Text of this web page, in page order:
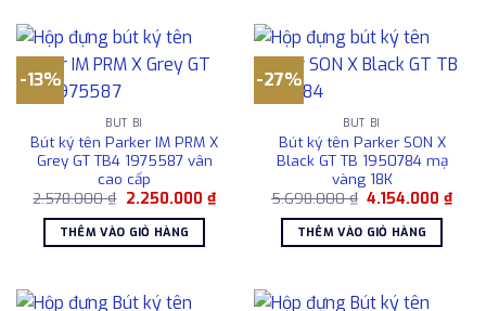
-13%
BÚT BI
Bút ký tên Parker IM PRM X
Grey GT TB4 1975587 vân
cao cấp
2.578.000₫ Giá
là:
2.578.000 ₫.
2.250.000 ₫Giá
hiện
2.250.000 ₫.
THÊM VÀO GIỎ HÀNG
-27%
BÚT BI
Bút ký tên Parker SON X
Black GT TB 1950784 mạ
vàng 18K
5.698.000₫ Giá
là:
5.698.000 ₫.
4.154.000₫Giá
hiện
THÊM VÀO GIỎ HÀNG